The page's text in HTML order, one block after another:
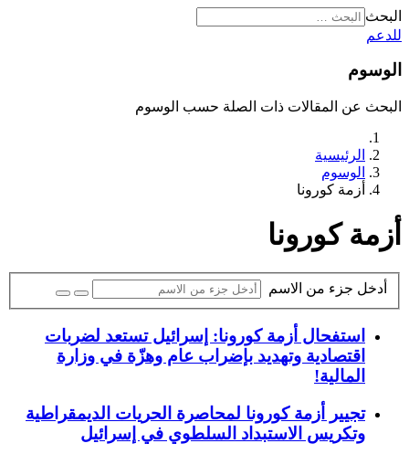
البحث
للدعم
الوسوم
البحث عن المقالات ذات الصلة حسب الوسوم
الرئيسية
الوسوم
أزمة كورونا
أزمة كورونا
أدخل جزء من الاسم
استفحال أزمة كورونا: إسرائيل تستعد لضربات
اقتصادية وتهديد بإضراب عام وهزّة في وزارة
المالية!
تجيير أزمة كورونا لمحاصرة الحريات الديمقراطية
وتكريس الاستبداد السلطوي في إسرائيل